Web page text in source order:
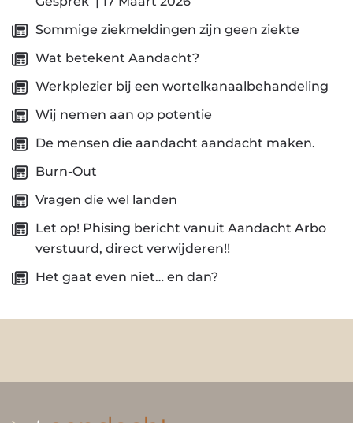
Sommige ziekmeldingen zijn geen ziekte
Wat betekent Aandacht?
Werkplezier bij een wortelkanaalbehandeling
Wij nemen aan op potentie
De mensen die aandacht aandacht maken.
Burn-Out
Vragen die wel landen
Let op! Phising bericht vanuit Aandacht Arbo
verstuurd, direct verwijderen!!
Het gaat even niet… en dan?